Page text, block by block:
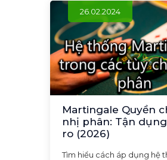
26.02.2024
Martingale Quyền
nhị phân: Tận
ro (2026)
Tìm hiểu cách áp dụng hệ